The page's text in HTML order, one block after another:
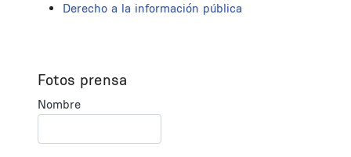
Derecho a la información pública
Fotos prensa
Nombre